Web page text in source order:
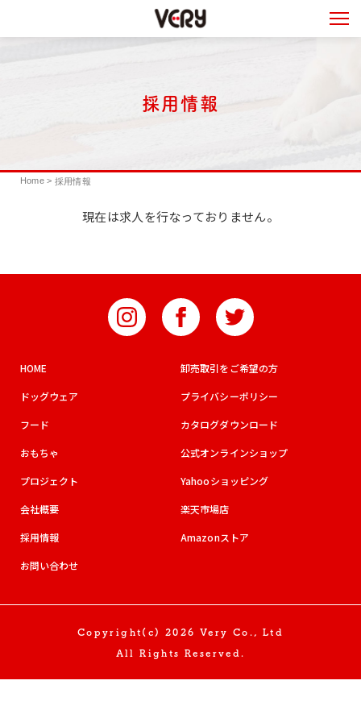
採用情報
Home> 採用情報
現在は求人を行なっておりません。
HOME
ドッグウェア
フード
おもちゃ
プロジェクト
会社概要
採用情報
お問い合わせ
卸売取引をご希望の方
プライバシーポリシー
カタログダウンロード
公式オンラインショップ
Yahooショッピング
楽天市場店
Amazonストア
Copyright(c) 2026 Very Co., Ltd
All Rights Reserved.